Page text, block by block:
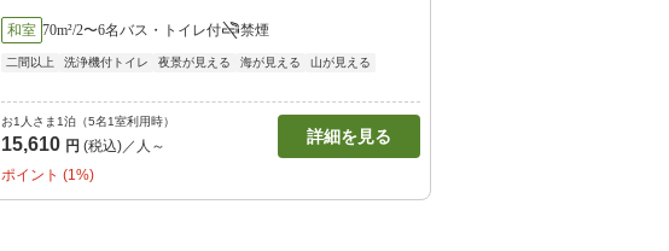
和室 70m²/2〜6名バス・トイレ付 禁煙
二間以上 洗浄機付トイレ 夜景が見える 海が見える 山が見える
お1人さま1泊（5名1室利用時）
15,610 円 (税込)／人～ 詳細を見る
ポイント (1%)